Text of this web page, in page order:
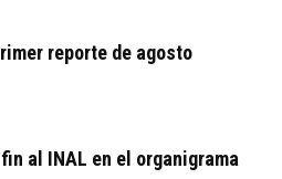
reporte de agosto
al INAL en el organigrama